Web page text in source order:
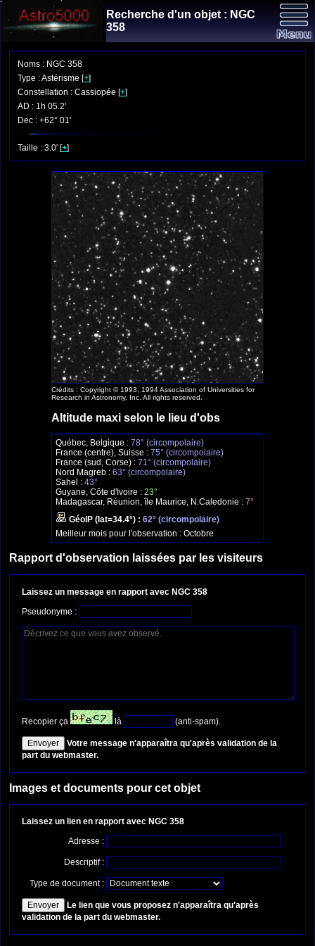
Recherche d'un objet : NGC
358
Noms : NGC 358
Type : Astérisme [+]
Constellation : Cassiopée [+]
AD : 1h 05.2'
Dec : +62° 01'
Taille : 3.0' [+]
Crédits : Copyright © 1993, 1994 Association of Universities for
Research in Astronomy, Inc. All rights reserved.
Altitude maxi selon le lieu d'obs
Québec, Belgique : 78° (circompolaire)
France (centre), Suisse : 75° (circompolaire)
France (sud, Corse) : 71° (circompolaire)
Nord Magreb : 63° (circompolaire)
Sahel : 43°
Guyane, Côte d'Ivoire : 23°
Madagascar, Réunion, île Maurice, N.Caledonie : 7°
GéoIP (lat=34.4°) : 62° (circompolaire)
Meilleur mois pour l'observation : Octobre
Rapport d'observation laissées par les visiteurs
Laissez un message en rapport avec NGC 358
Pseudonyme :
Recopier ça là (anti-spam).
Votre message n'apparaîtra qu'après validation de la
part du webmaster.
Images et documents pour cet objet
Laissez un lien en rapport avec NGC 358
Adresse :
Descriptif :
Type de document :
Le lien que vous proposez n'apparaîtra qu'après
validation de la part du webmaster.